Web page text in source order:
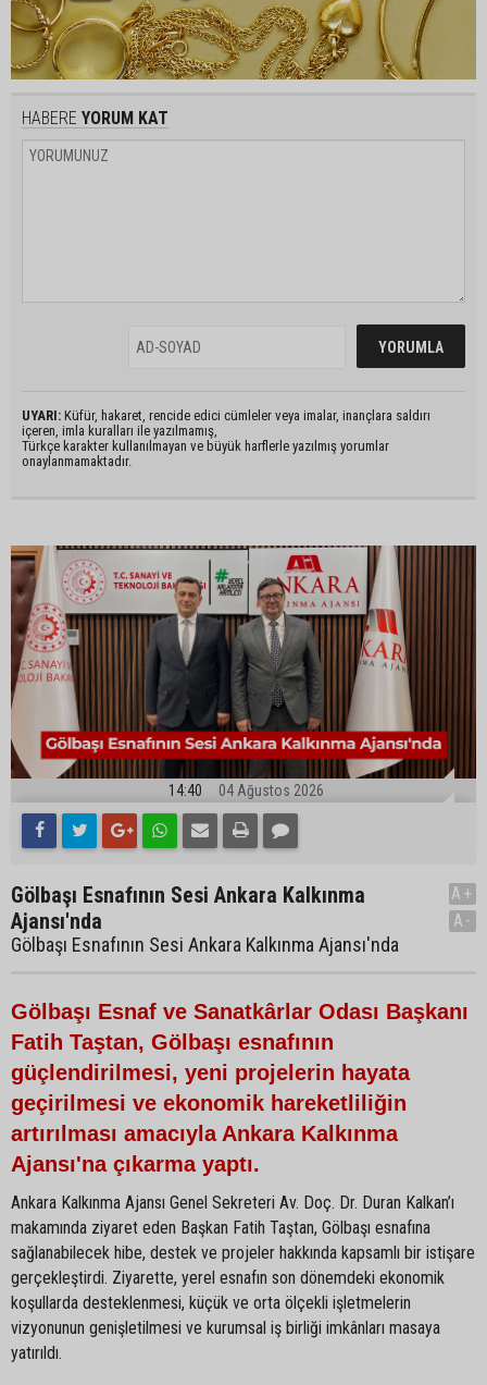
HABERE YORUM KAT
UYARI: Küfür, hakaret, rencide edici cümleler veya imalar, inançlara saldırı
içeren, imla kuralları ile yazılmamış,
Türkçe karakter kullanılmayan ve büyük harflerle yazılmış yorumlar
onaylanmamaktadır.
14:40 04 Ağustos 2026
Gölbaşı Esnafının Sesi Ankara Kalkınma
Ajansı'nda
Gölbaşı Esnafının Sesi Ankara Kalkınma Ajansı'nda
A+
A-
Gölbaşı Esnaf ve Sanatkârlar Odası Başkanı
Fatih Taştan, Gölbaşı esnafının
güçlendirilmesi, yeni projelerin hayata
geçirilmesi ve ekonomik hareketliliğin
artırılması amacıyla Ankara Kalkınma
Ajansı'na çıkarma yaptı.
Ankara Kalkınma Ajansı Genel Sekreteri Av. Doç. Dr. Duran Kalkan’ı
makamında ziyaret eden Başkan Fatih Taştan, Gölbaşı esnafına
sağlanabilecek hibe, destek ve projeler hakkında kapsamlı bir istişare
gerçekleştirdi. Ziyarette, yerel esnafın son dönemdeki ekonomik
koşullarda desteklenmesi, küçük ve orta ölçekli işletmelerin
vizyonunun genişletilmesi ve kurumsal iş birliği imkânları masaya
yatırıldı.